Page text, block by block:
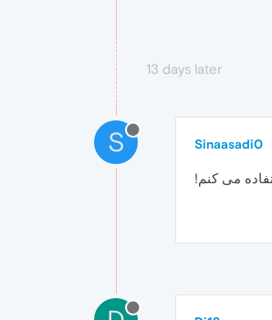
13 days later
S Sinaasadi0
می کنم!